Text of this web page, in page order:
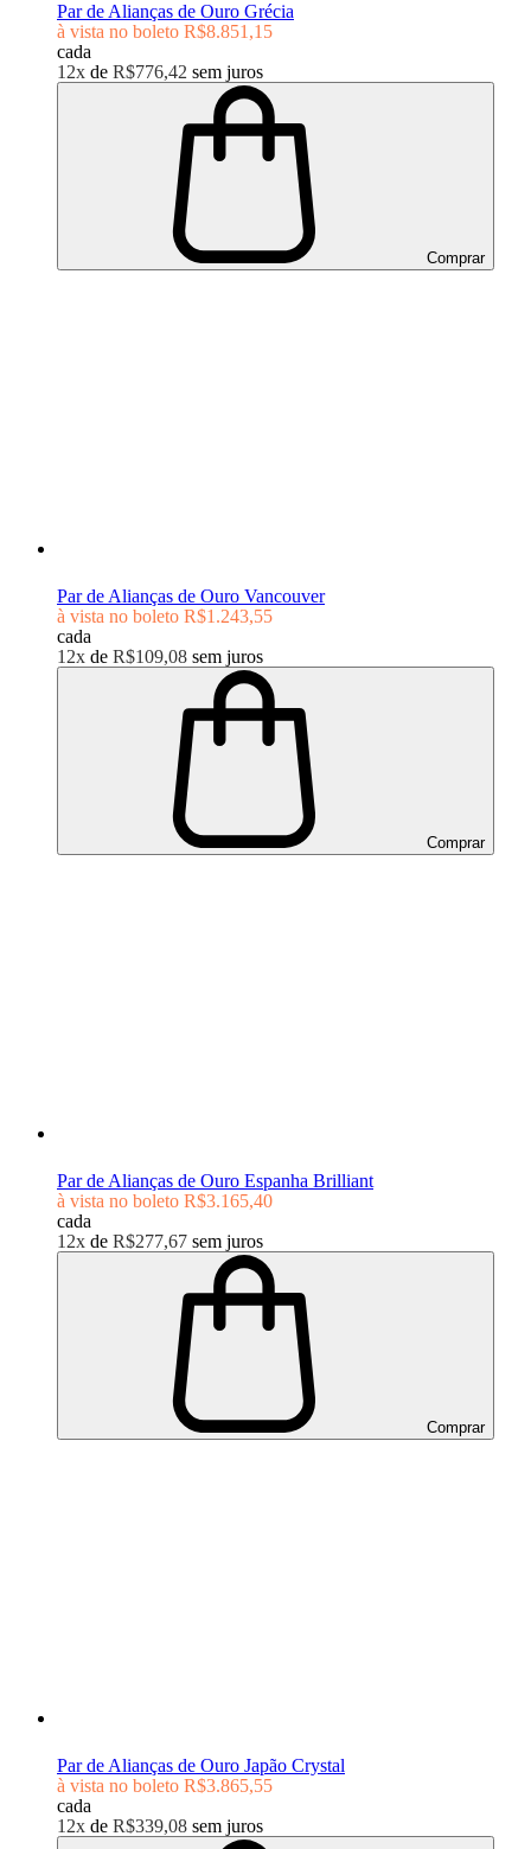
Par de Alianças de Ouro Grécia
à vista no boleto R$8.851,15
cada
12x de R$776,42 sem juros
Comprar
Par de Alianças de Ouro Vancouver
à vista no boleto R$1.243,55
cada
12x de R$109,08 sem juros
Comprar
Par de Alianças de Ouro Espanha Brilliant
à vista no boleto R$3.165,40
cada
12x de R$277,67 sem juros
Comprar
Par de Alianças de Ouro Japão Crystal
à vista no boleto R$3.865,55
cada
12x de R$339,08 sem juros